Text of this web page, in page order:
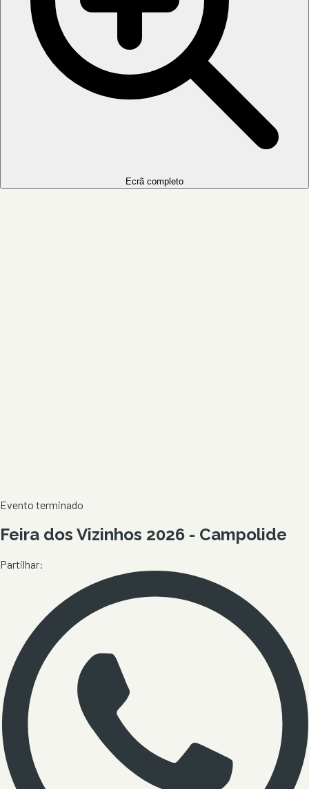
Ecrã completo
Evento terminado
Feira dos Vizinhos 2026 - Campolide
Partilhar: